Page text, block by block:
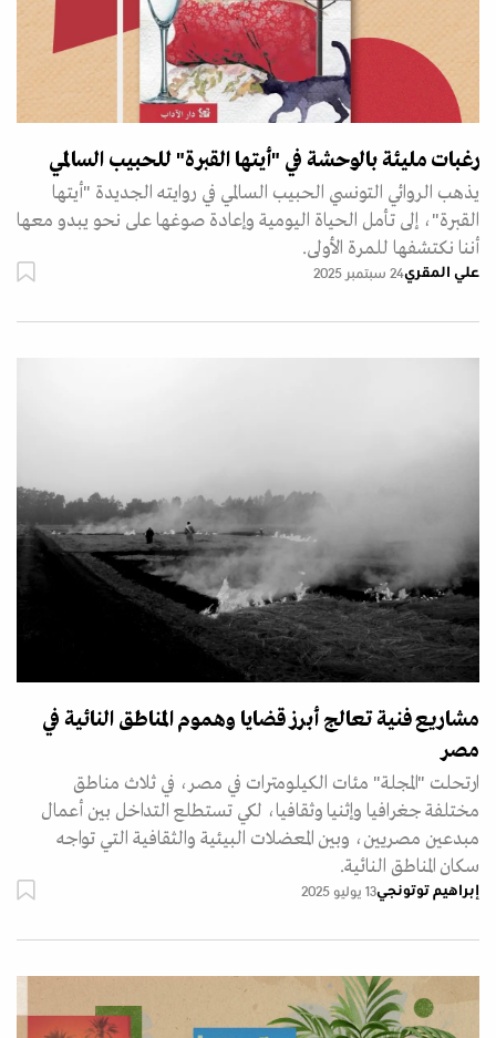
رغبات مليئة بالوحشة في "أيتها القبرة" للحبيب السالمي
يذهب الروائي التونسي الحبيب السالمي في روايته الجديدة "أيتها
القبرة"، إلى تأمل الحياة اليومية وإعادة صوغها على نحو يبدو معها
أننا نكتشفها للمرة الأولى.
علي المقري24 سبتمبر 2025
مشاريع فنية تعالج أبرز قضايا وهموم المناطق النائية في
مصر
ارتحلت "المجلة" مئات الكيلومترات في مصر، في ثلاث مناطق
مختلفة جغرافيا وإثنيا وثقافيا، لكي تستطلع التداخل بين أعمال
مبدعين مصريين، وبين المعضلات البيئية والثقافية التي تواجه
سكان المناطق النائية.
إبراهيم توتونجي13 يوليو 2025